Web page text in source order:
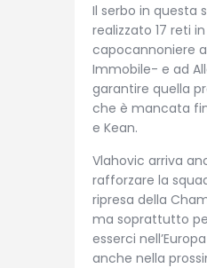
Il serbo in questa
realizzato 17 reti
capocannoniere
Immobile- e ad
garantire quella
che è mancata
e Kean.
Vlahovic arriva
rafforzare la
ripresa della
ma soprattutto
esserci
anche nella